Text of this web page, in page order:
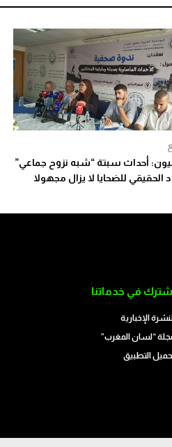
أحداث سبتة “شبه نزوح جماعي”
الحقيقي للضحايا لا يزال مجهولا
في خدماتنا
الإخبارية
“لسان المغرب”
التطبيق